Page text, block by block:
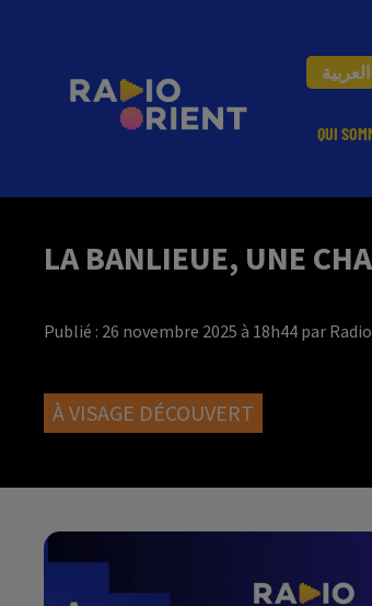
العربية
QUI
LA BANLIEUE, UNE
Publié : 26 novembre 2025 à 18h44 par
À VISAGE DÉCOUVERT